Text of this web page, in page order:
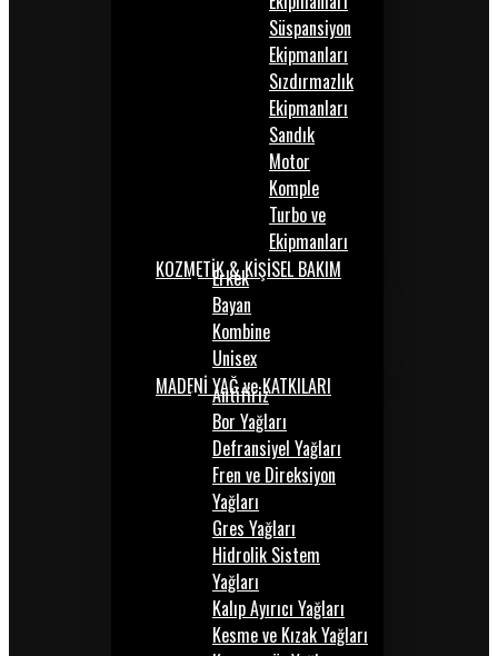
Süspansiyon
Ekipmanları
Sızdırmazlık
Ekipmanları
Sandık
Motor
Komple
Turbo ve
Ekipmanları
KOZMETİK & KİŞİSEL BAKIM
Erkek
Bayan
Kombine
Unisex
MADENİ YAĞ ve KATKILARI
Antifiriz
Bor Yağları
Defransiyel Yağları
Fren ve Direksiyon
Yağları
Gres Yağları
Hidrolik Sistem
Yağları
Kalıp Ayırıcı Yağları
Kesme ve Kızak Yağları